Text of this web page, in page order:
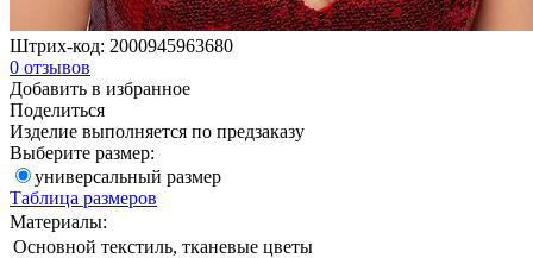
Штрих-код: 2000945963680
0 отзывов
Добавить в избранное
Поделиться
Изделие выполняется по предзаказу
Выберите размер:
универсальный размер
Таблица размеров
Материалы:
Основной текстиль, тканевые цветы